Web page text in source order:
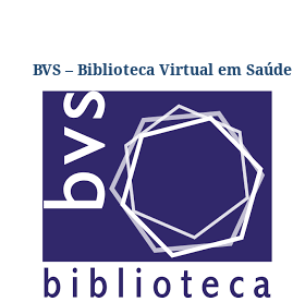
BVS – Biblioteca Virtual em Saúde